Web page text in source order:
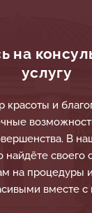
на
услугу
красоты и
В
найдёте своего
на процедуры
вместе с